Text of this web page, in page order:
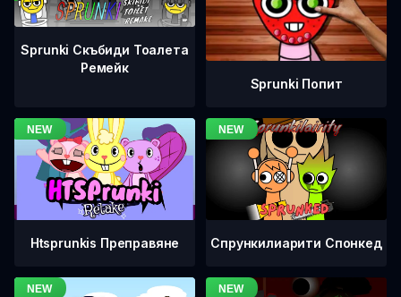
Sprunki Скъбиди Тоалета
Ремейк
Sprunki Попит
Htsprunkis Преправяне Спрункилиарити Спонкед